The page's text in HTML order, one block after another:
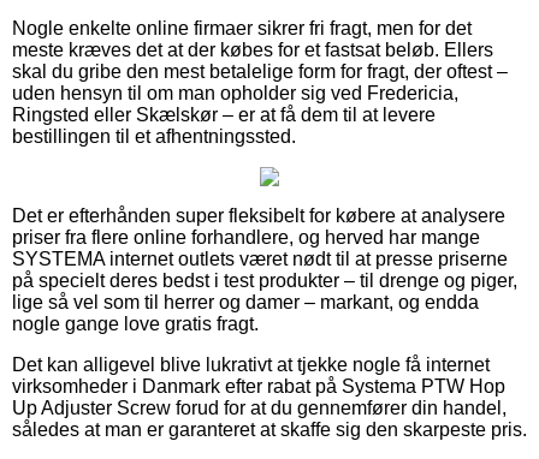
Nogle enkelte online firmaer sikrer fri fragt, men for det
meste kræves det at der købes for et fastsat beløb. Ellers
skal du gribe den mest betalelige form for fragt, der oftest –
uden hensyn til om man opholder sig ved Fredericia,
Ringsted eller Skælskør – er at få dem til at levere
bestillingen til et afhentningssted.
Det er efterhånden super fleksibelt for købere at analysere
priser fra flere online forhandlere, og herved har mange
SYSTEMA internet outlets været nødt til at presse priserne
på specielt deres bedst i test produkter – til drenge og piger,
lige så vel som til herrer og damer – markant, og endda
nogle gange love gratis fragt.
Det kan alligevel blive lukrativt at tjekke nogle få internet
virksomheder i Danmark efter rabat på Systema PTW Hop
Up Adjuster Screw forud for at du gennemfører din handel,
således at man er garanteret at skaffe sig den skarpeste pris.